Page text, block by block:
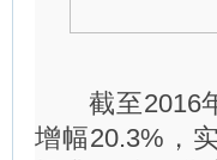
截至2016年
增幅20.3%，